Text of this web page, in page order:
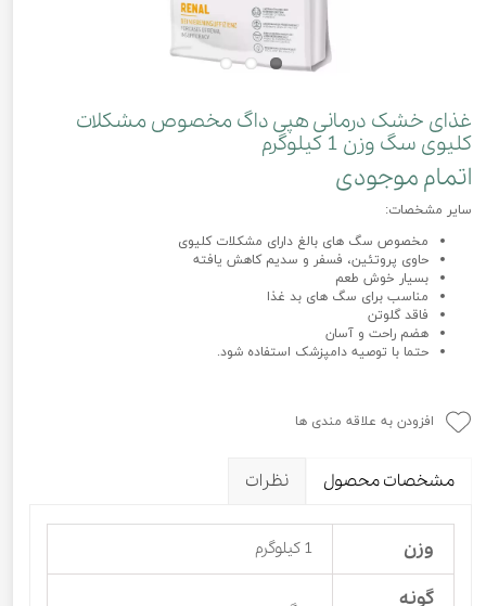
غذای خشک درمانی هپی داگ مخصوص مشکلات
کلیوی سگ وزن 1 کیلوگرم
اتمام موجودی
سایر مشخصات:
مخصوص سگ های بالغ دارای مشکلات کلیوی
حاوی پروتئین، فسفر و سدیم کاهش یافته
بسیار خوش طعم
مناسب برای سگ های بد غذا
فاقد گلوتن
هضم راحت و آسان
حتما با توصیه دامپزشک استفاده شود.
افزودن به علاقه مندی ها
مشخصات محصول نظرات
وزن 1 کیلوگرم
گونه